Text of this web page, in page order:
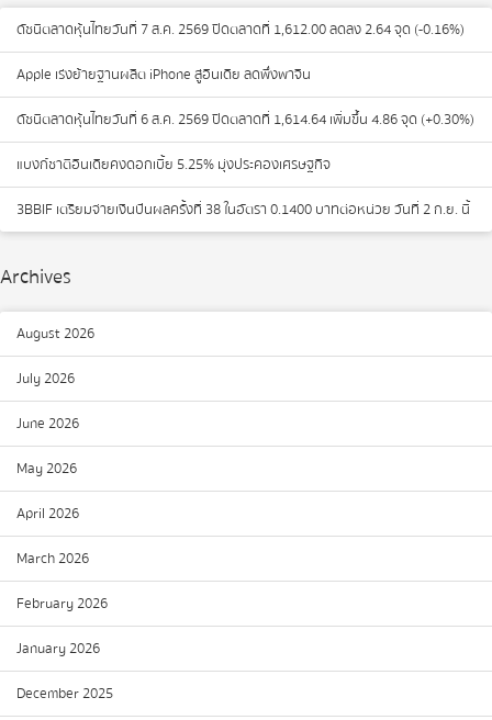
ดัชนีตลาดหุ้นไทยวันที่ 7 ส.ค. 2569 ปิดตลาดที่ 1,612.00 ลดลง 2.64 จุด (-0.16%)
Apple เร่งย้ายฐานผลิต iPhone สู่อินเดีย ลดพึ่งพาจีน
ดัชนีตลาดหุ้นไทยวันที่ 6 ส.ค. 2569 ปิดตลาดที่ 1,614.64 เพิ่มขึ้น 4.86 จุด (+0.30%)
แบงก์ชาติอินเดียคงดอกเบี้ย 5.25% มุ่งประคองเศรษฐกิจ
3BBIF เตรียมจ่ายเงินปันผลครั้งที่ 38 ในอัตรา 0.1400 บาทต่อหน่วย วันที่ 2 ก.ย. นี้
Archives
August 2026
July 2026
June 2026
May 2026
April 2026
March 2026
February 2026
January 2026
December 2025